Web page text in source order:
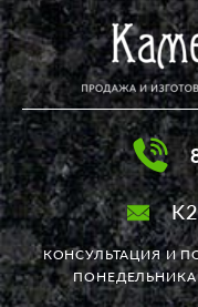
КОНСУЛЬТАЦИЯ И
ПОНЕДЕЛЬНИКА